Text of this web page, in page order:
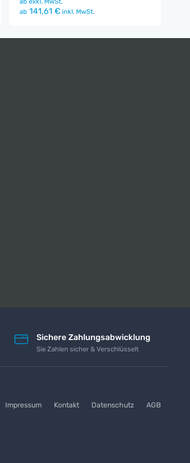
ab 141,61 € inkl. MwSt.
Sichere Zahlungsabwicklung
Sie Zahlen sicher & Verschlüsselt
Impressum Kontakt Datenschutz AGB